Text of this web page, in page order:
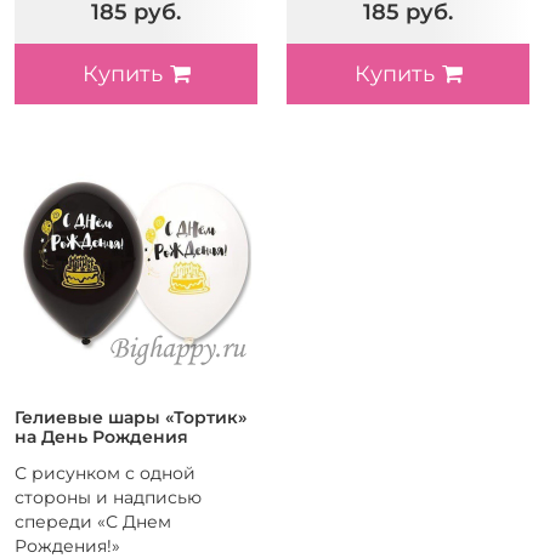
185 руб.
Купить
185 руб.
Купить
Гелиевые шары «Тортик»
на День Рождения
С рисунком с одной
стороны и надписью
спереди «С Днем
Рождения!»